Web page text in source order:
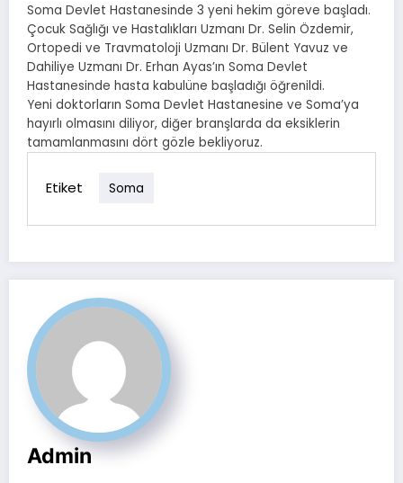
Soma Devlet Hastanesinde 3 yeni hekim göreve başladı.
Çocuk Sağlığı ve Hastalıkları Uzmanı Dr. Selin Özdemir,
Ortopedi ve Travmatoloji Uzmanı Dr. Bülent Yavuz ve
Dahiliye Uzmanı Dr. Erhan Ayas’ın Soma Devlet
Hastanesinde hasta kabulüne başladığı öğrenildi.
Yeni doktorların Soma Devlet Hastanesine ve Soma’ya
hayırlı olmasını diliyor, diğer branşlarda da eksiklerin
tamamlanmasını dört gözle bekliyoruz.
Etiket Soma
Admin